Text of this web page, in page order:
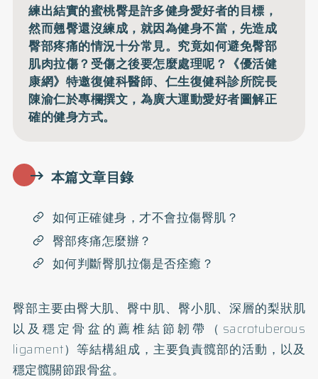
練出結實的蜜桃臀是許多健身愛好者的目標，
然而翹臀還沒練成，就因為健身不當，先造成
臀部疼痛的情況十分常見。究竟如何避免臀部
肌肉拉傷？受傷之後要怎麼處理呢？《優活健
康網》特邀復健科醫師、仁生復健科診所院長
陳渝仁於專欄撰文，為廣大運動愛好者圖解正
確的健身方式。
本篇文章目錄
如何正確健身，才不會拉傷臀肌？
臀部疼痛怎麼辦？
如何判斷臀肌拉傷是否痊癒？
臀部主要由臀大肌、臀中肌、臀小肌、深層的梨狀肌
以及穩定骨盆的薦椎結節韌帶（sacrotuberous
ligament）等結構組成，主要負責髖部的活動，以及
穩定髖關節跟骨盆。